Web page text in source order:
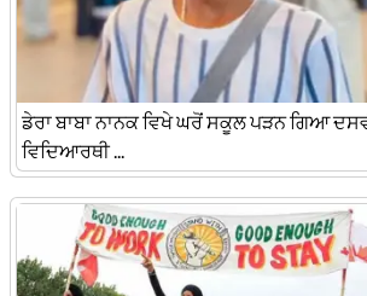
ਡੇਰਾ ਬਾਬਾ ਨਾਨਕ ਵਿਖੇ ਘਰੋਂ ਸਕੂਲ ਪੜਨ ਗਿਆ
ਵਿਦਿਆਰਥੀ ...